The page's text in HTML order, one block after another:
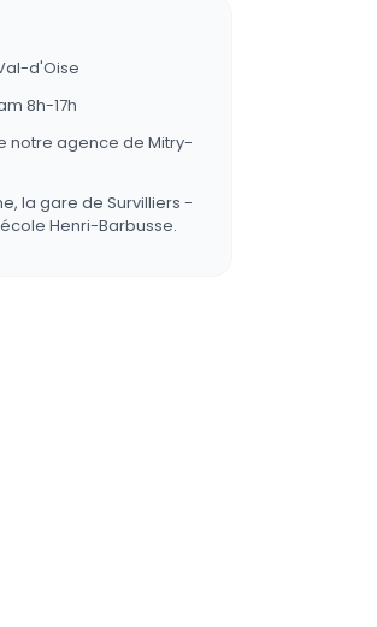
d'Oise
8h-17h
notre agence de Mitry-
la gare de Survilliers -
Henri-Barbusse.